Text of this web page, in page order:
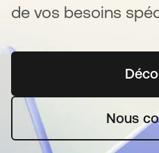
de vos besoins
Nous